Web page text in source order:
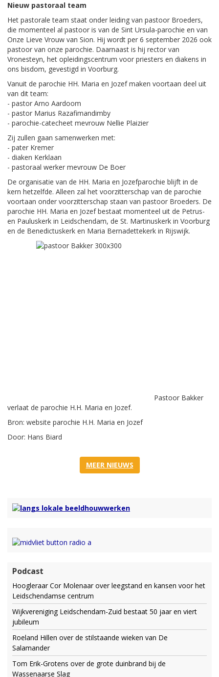
Nieuw pastoraal team
Het pastorale team staat onder leiding van pastoor Broeders,
die momenteel al pastoor is van de Sint Ursula-parochie en van
Onze Lieve Vrouw van Sion. Hij wordt per 6 september 2026 ook
pastoor van onze parochie. Daarnaast is hij rector van
Vronesteyn, het opleidingscentrum voor priesters en diakens in
ons bisdom, gevestigd in Voorburg.
Vanuit de parochie HH. Maria en Jozef maken voortaan deel uit
van dit team:
- pastor Arno Aardoom
- pastor Marius Razafimandimby
- parochie-catecheet mevrouw Nellie Plaizier
Zij zullen gaan samenwerken met:
- pater Kremer
- diaken Kerklaan
- pastoraal werker mevrouw De Boer
De organisatie van de HH. Maria en Jozefparochie blijft in de
kern hetzelfde. Alleen zal het voorzitterschap van de parochie
voortaan onder voorzitterschap staan van pastoor Broeders. De
parochie HH. Maria en Jozef bestaat momenteel uit de Petrus-
en Pauluskerk in Leidschendam, de St. Martinuskerk in Voorburg
en de Benedictuskerk en Maria Bernadettekerk in Rijswijk.
Pastoor Bakker
verlaat de parochie H.H. Maria en Jozef.
Bron: website parochie H.H. Maria en Jozef
Door: Hans Biard
MEER NIEUWS
Podcast
Hoogleraar Cor Molenaar over leegstand en kansen voor het
Leidschendamse centrum
Wijkvereniging Leidschendam-Zuid bestaat 50 jaar en viert
jubileum
Roeland Hillen over de stilstaande wieken van De
Salamander
Tom Erik-Grotens over de grote duinbrand bij de
Wassenaarse Slag